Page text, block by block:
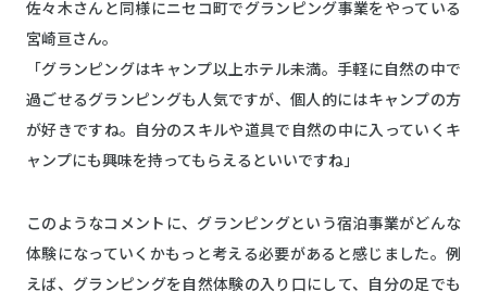
佐々木さんと同様にニセコ町でグランピング事業をやっている
宮崎亘さん。
「グランピングはキャンプ以上ホテル未満。手軽に自然の中で
過ごせるグランピングも人気ですが、個人的にはキャンプの方
が好きですね。自分のスキルや道具で自然の中に入っていくキ
ャンプにも興味を持ってもらえるといいですね」
このようなコメントに、グランピングという宿泊事業がどんな
体験になっていくかもっと考える必要があると感じました。例
えば、グランピングを自然体験の入り口にして、自分の足でも